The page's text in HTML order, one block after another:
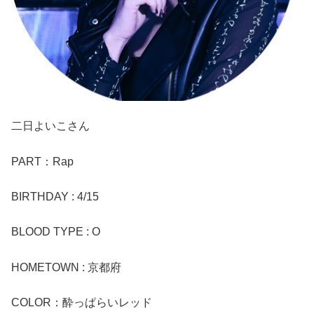
二日よいこさん
PART：Rap
BIRTHDAY : 4/15
BLOOD TYPE : O
HOMETOWN : 京都府
​COLOR：酔っぱらいレッド